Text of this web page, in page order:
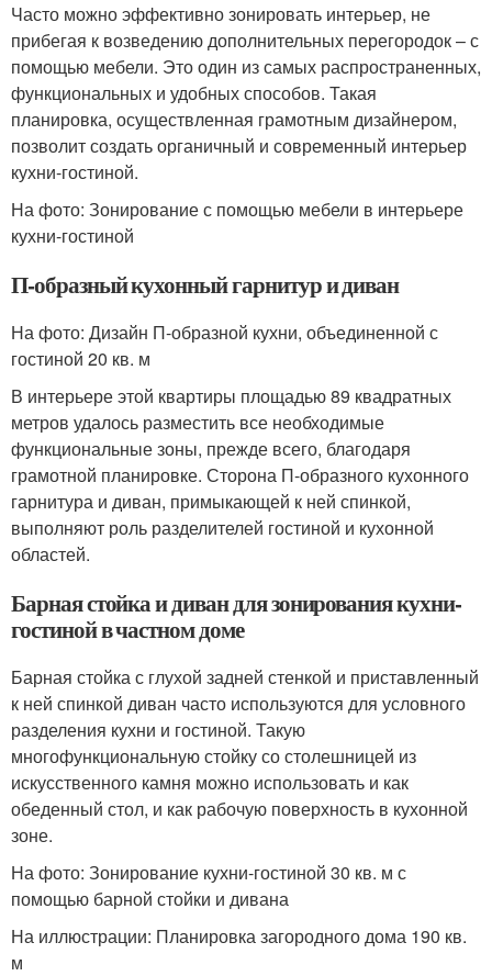
Часто можно эффективно зонировать интерьер, не
прибегая к возведению дополнительных перегородок – с
помощью мебели. Это один из самых распространенных,
функциональных и удобных способов. Такая
планировка, осуществленная грамотным дизайнером,
позволит создать органичный и современный интерьер
кухни-гостиной.
На фото: Зонирование с помощью мебели в интерьере
кухни-гостиной
П-образный кухонный гарнитур и диван
На фото: Дизайн П-образной кухни, объединенной с
гостиной 20 кв. м
В интерьере этой квартиры площадью 89 квадратных
метров удалось разместить все необходимые
функциональные зоны, прежде всего, благодаря
грамотной планировке. Сторона П-образного кухонного
гарнитура и диван, примыкающей к ней спинкой,
выполняют роль разделителей гостиной и кухонной
областей.
Барная стойка и диван для зонирования кухни-
гостиной в частном доме
Барная стойка с глухой задней стенкой и приставленный
к ней спинкой диван часто используются для условного
разделения кухни и гостиной. Такую
многофункциональную стойку со столешницей из
искусственного камня можно использовать и как
обеденный стол, и как рабочую поверхность в кухонной
зоне.
На фото: Зонирование кухни-гостиной 30 кв. м с
помощью барной стойки и дивана
На иллюстрации: Планировка загородного дома 190 кв.
м